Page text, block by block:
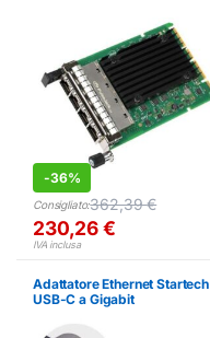
-36%
Consigliato:362,39€
230,26€
IVA inclusa
Adattatore Ethernet Startech
USB-C a Gigabit